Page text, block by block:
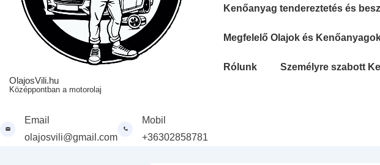
OlajosVili.hu
Középpontban a motorolaj
Kenőanyag tendereztetés és
Megfelelő Olajok és
Rólunk Személyre szabott
Email
olajosvili@gmail.com
Mobil
+36302858781